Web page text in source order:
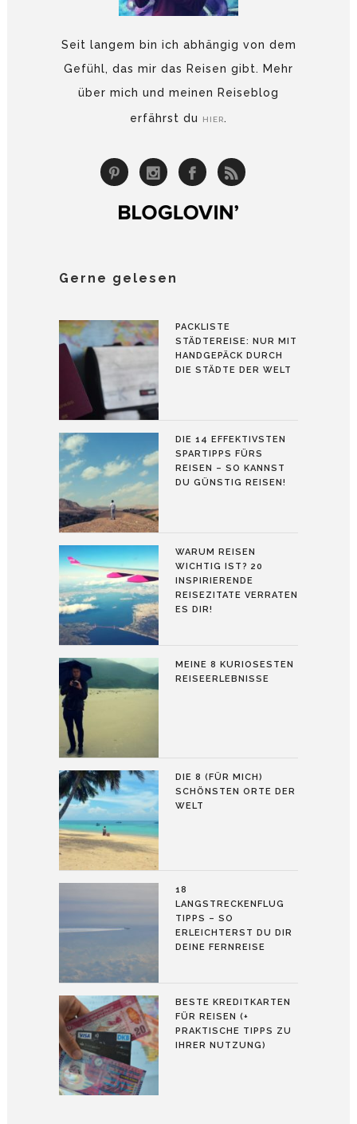
Seit langem bin ich abhängig von dem
Gefühl, das mir das Reisen gibt. Mehr
über mich und meinen Reiseblog
erfährst du
HIER.
Gerne gelesen
PACKLISTE
STÄDTEREISE: NUR MIT
HANDGEPÄCK DURCH
DIE STÄDTE DER WELT
DIE 14 EFFEKTIVSTEN
SPARTIPPS FÜRS
REISEN – SO KANNST
DU GÜNSTIG REISEN!
WARUM REISEN
WICHTIG IST? 20
INSPIRIERENDE
REISEZITATE VERRATEN
ES DIR!
MEINE 8 KURIOSESTEN
REISEERLEBNISSE
DIE 8 (FÜR MICH)
SCHÖNSTEN ORTE DER
WELT
18
LANGSTRECKENFLUG
TIPPS – SO
ERLEICHTERST DU DIR
DEINE FERNREISE
BESTE KREDITKARTEN
FÜR REISEN (+
PRAKTISCHE TIPPS ZU
IHRER NUTZUNG)